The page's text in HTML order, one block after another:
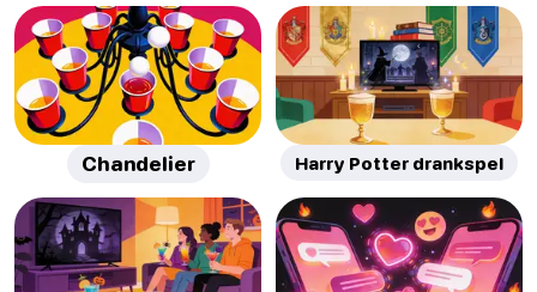
Chandelier Harry Potter drankspel